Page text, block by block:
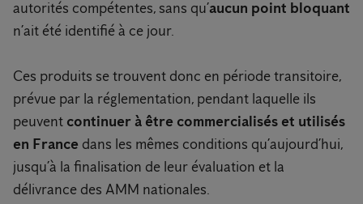
autorités compétentes, sans qu’aucun point bloquant
n’ait été identifié à ce jour.
Ces produits se trouvent donc en période transitoire,
prévue par la réglementation, pendant laquelle ils
peuvent continuer à être commercialisés et utilisés
en France dans les mêmes conditions qu’aujourd’hui,
jusqu’à la finalisation de leur évaluation et la
délivrance des AMM nationales.